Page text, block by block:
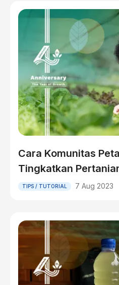
Cara Komunitas
Tingkatkan
TIPS / TUTORIAL 7 Aug 2023